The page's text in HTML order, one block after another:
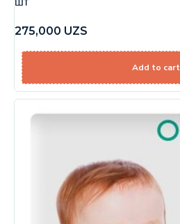
275,000 UZS
Add to cart